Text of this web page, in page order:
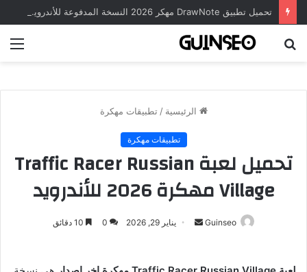
تحميل تطبيق DrawNote مهكر 2026 النسخة المدفوعة للأندرويد مجاناً
الرئيسية / تطبيقات مهكرة
تطبيقات مهكرة
تحميل لعبة Traffic Racer Russian
Village مهكرة 2026 للأندرويد
Guinseo
أرسل يناير 29, 2026 0